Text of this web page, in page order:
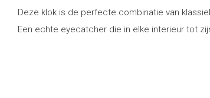
Deze klok is de perfecte combinatie van
Een echte eyecatcher die in elke interieur tot